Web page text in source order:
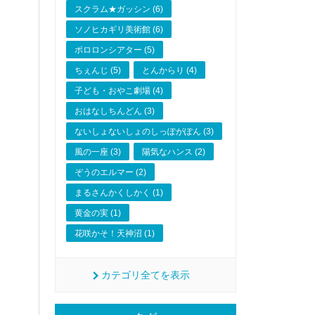
スクラム★ガッシン (6)
ソノヒカギリ美術館 (6)
ポロロンシアター (5)
ちぇんじ (5) とんからり (4)
子ども・おやこ劇場 (4)
おはなしちんどん (3)
ないしょないしょのしっぽがぽん (3)
風の一座 (3) 陽気なハンス (2)
ぞうのエルマー (2)
まるさんかくしかく (1)
黄金の実 (1)
花咲かそ！天神沼 (1)
カテゴリ全てを表示